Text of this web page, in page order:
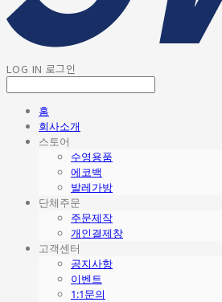
LOG IN 로그인
홈
회사소개
스토어
수영용품
에코백
발레가방
단체주문
주문제작
개인결제창
고객센터
공지사항
이벤트
1:1문의